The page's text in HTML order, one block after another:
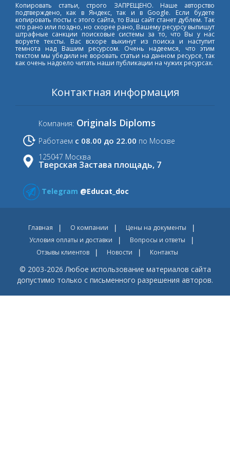
Копировать статьи, строго ЗАПРЕЩЕНО. Наше авторство
подтверждено, как в Яндекс, так и в Google. Если будете
копировать посты с этого сайта, то Ваш сайт станет дублем. Так
что рано или поздно, но скорее рано, Вашему ресурсу выпишут
штрафные санкции поисковые системы за то, что Вы у нас
воруете тексты. Вас вскоре выкинут из поиска и наступит
темнота над Вашим ресурсом. Очень надеемся, что этим
текстом мы убедили не воровать статьи на данном ресурсе, так
как очень надоело читать наши публикации на чужих ресурсах.
Контактная информация
Компания: Originals Diploms
Работаем с 08.00 до 22.00 по Москве
125047 Москва
Тверская Застава площадь, 7
Telegram @Educat_doc
Главная О компании
Цены на документы
Условия оплаты и доставки
Вопросы и ответы
Отзывы клиентов
Новости Контакты
© 2003-2026 Любое использование материалов сайта
допустимо только с письменного разрешения авторов.